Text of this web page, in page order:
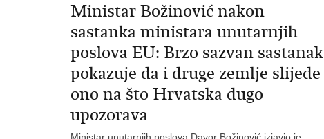
Ministar Božinović nakon
sastanka ministara unutarnjih
poslova EU: Brzo sazvan sastanak
pokazuje da i druge zemlje slijede
ono na što Hrvatska dugo
upozorava